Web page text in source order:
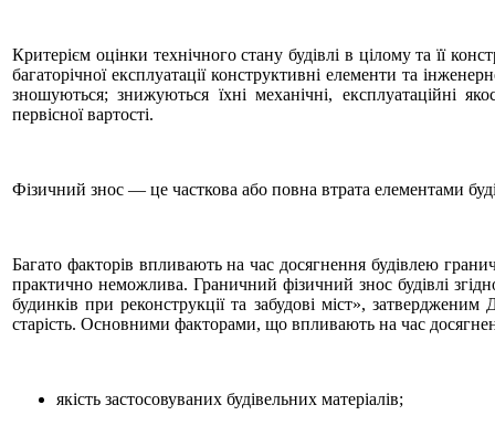
Критерієм оцінки технічного стану будівлі в цілому та її
багаторічної експлуатації конструктивні елементи та
зношуються; знижуються їхні механічні, експлуатаційні
первісної вартості.
Фізичний знос — це часткова або повна втрата елементами
Багато факторів впливають на час досягнення будівлею
практично неможлива. Граничний фізичний знос будівлі
будинків при реконструкції та забудові міст»,
старість. Основними факторами, що впливають на час
якість застосовуваних будівельних матеріалів;